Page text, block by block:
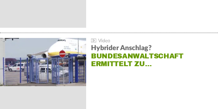
Hybrider Anschlag?
BUNDESANWALTSCHAFT
ERMITTELT ZU…